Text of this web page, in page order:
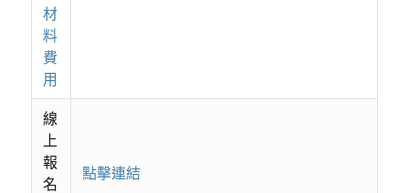
材
料
費
用
線
上
報
名
點擊連結